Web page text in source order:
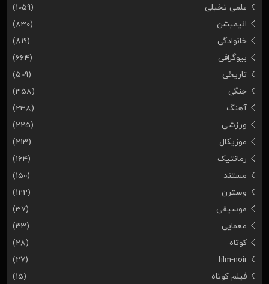
علمی تخیلی
(1059)
انیمیشن
(830)
خانوادگی
(819)
بیوگرافی
(664)
تاریخی
(509)
جنگی
(358)
آهنگ
(238)
ورزشی
(225)
موزیکال
(213)
رمانتیک
(164)
مستند
(150)
وسترن
(122)
موسیقی
(37)
معمایی
(33)
کوتاه
(28)
film-noir
(27)
فیلم کوتاه
(15)